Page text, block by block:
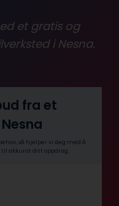
et gratis og
i Nesna.
fra et
så hjelper vi deg med å
akkurat ditt oppdrag.